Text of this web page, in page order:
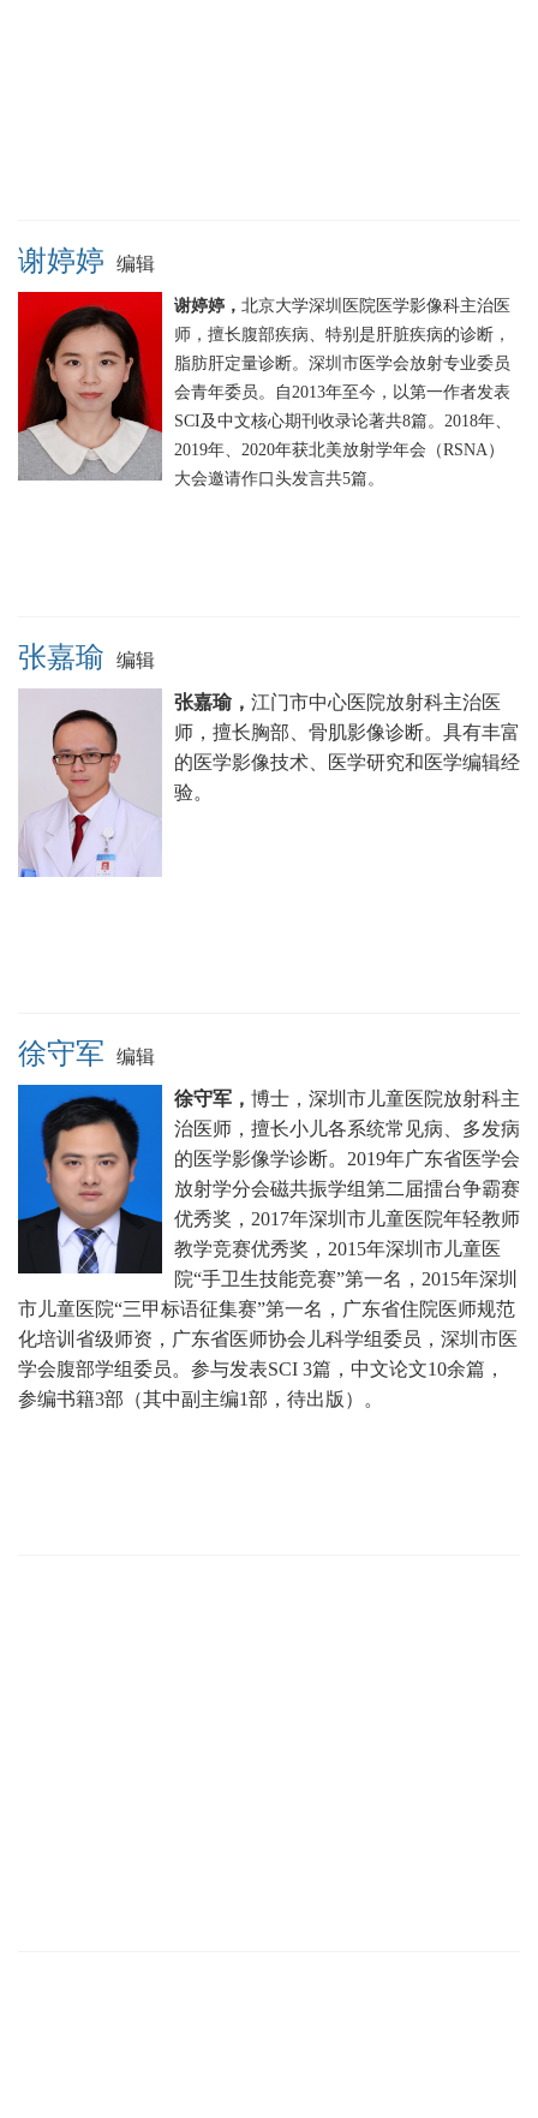
谢婷婷 编辑
谢婷婷， 北京大学深圳医院医学影像科主治医
师，擅长腹部疾病、特别是肝脏疾病的诊断，
脂肪肝定量诊断。深圳市医学会放射专业委员
会青年委员。自2013年至今，以第一作者发表
SCI及中文核心期刊收录论著共8篇。2018年、
2019年、2020年获北美放射学年会（RSNA）
大会邀请作口头发言共5篇。
张嘉瑜 编辑
张嘉瑜， 江门市中心医院放射科主治医
师，擅长胸部、骨肌影像诊断。具有丰富
的医学影像技术、医学研究和医学编辑经
验。
徐守军 编辑
徐守军， 博士，深圳市儿童医院放射科主
治医师，擅长小儿各系统常见病、多发病
的医学影像学诊断。 2019年广东省医学会
放射学分会磁共振学组第二届擂台争霸赛
优秀奖，2017年深圳市儿童医院年轻教师
教学竞赛优秀奖，2015年深圳市儿童医
院“手卫生技能竞赛”第一名，2015年深圳
市儿童医院“三甲标语征集赛”第一名，广东省住院医师规范
化培训省级师资，广东省医师协会儿科学组委员，深圳市医
学会腹部学组委员。 参与发表SCI 3篇，中文论文10余篇，
参编书籍3部（其中副主编1部，待出版）。